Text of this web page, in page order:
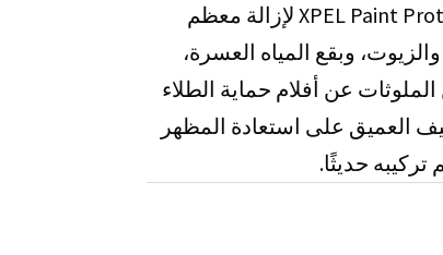
تم تصميم XPEL Paint Protection Film Cleaner لإزالة معظم
وبقع المياه العسرة،
عن أفلام حماية الطلاء
العميق على استعادة المظهر
تركيبه حديثًا.